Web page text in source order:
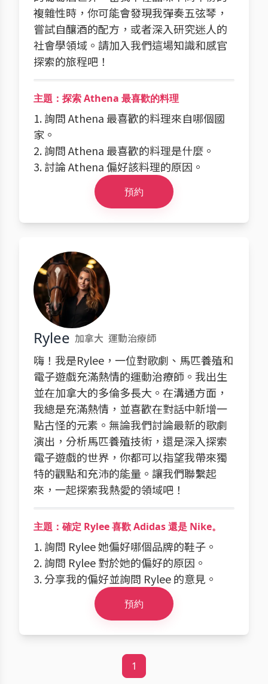
複雜性時，你可能會發現我彈奏五弦琴，
嘗試自釀酒的配方，或者深入研究迷人的
社會學領域。請加入我們這場知識和感官
探索的旅程吧！
主題：探索 Athena 最喜歡的料理
1. 詢問 Athena 最喜歡的料理來自哪個國
家。
2. 詢問 Athena 最喜歡的料理是什麼。
3. 討論 Athena 偏好該料理的原因。
預約
Rylee 加拿大 運動治療師
嗨！我是Rylee，一位對歌劇、馬匹養殖和
電子遊戲充滿熱情的運動治療師。我出生
並在加拿大的多倫多長大。在溝通方面，
我總是充滿熱情，並喜歡在對話中新增一
點古怪的元素。無論我們討論最新的歌劇
演出，分析馬匹養殖技術，還是深入探索
電子遊戲的世界，你都可以指望我帶來獨
特的觀點和充沛的能量。讓我們聯繫起
來，一起探索我熱愛的領域吧！
主題：確定 Rylee 喜歡 Adidas 還是 Nike。
1. 詢問 Rylee 她偏好哪個品牌的鞋子。
2. 詢問 Rylee 對於她的偏好的原因。
3. 分享我的偏好並詢問 Rylee 的意見。
預約
1